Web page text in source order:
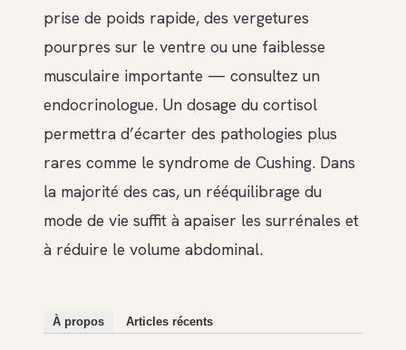
prise de poids rapide, des vergetures
pourpres sur le ventre ou une faiblesse
musculaire importante — consultez un
endocrinologue. Un dosage du cortisol
permettra d’écarter des pathologies plus
rares comme le syndrome de Cushing. Dans
la majorité des cas, un rééquilibrage du
mode de vie suffit à apaiser les surrénales et
à réduire le volume abdominal.
À propos Articles récents